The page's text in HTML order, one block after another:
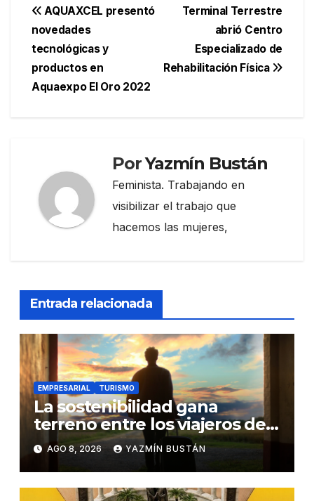
Navegación
de
entradas
Terminal Terrestre
abrió Centro
Especializado de
Rehabilitación Física
AQUAXCEL presentó
novedades
tecnológicas y
productos en
Aquaexpo El Oro 2022
PorYazmín Bustán
Feminista. Trabajando en
visibilizar el trabajo que
hacemos las mujeres,
Entrada relacionada
EMPRESARIAL TURISMO
La sostenibilidad gana
terreno entre los viajeros de
negocios
AGO 8, 2026 YAZMÍN BUSTÁN